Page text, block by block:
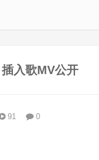
入歌MV公开
91 0